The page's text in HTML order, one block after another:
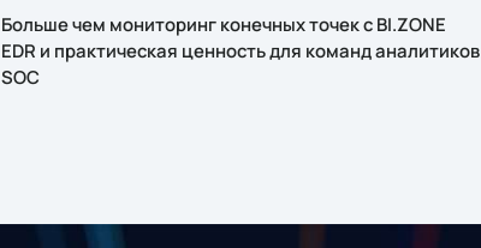
Больше чем мониторинг конечных точек с BI.ZONE
EDR и практическая ценность для команд аналитиков
SOC